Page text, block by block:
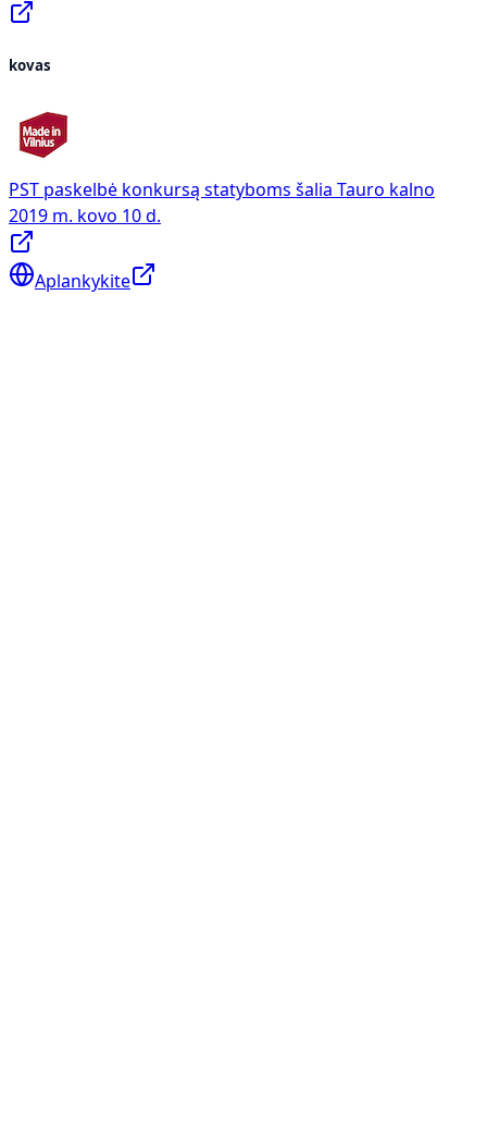
kovas
PST paskelbė konkursą statyboms šalia Tauro kalno
2019 m. kovo 10 d.
Aplankykite